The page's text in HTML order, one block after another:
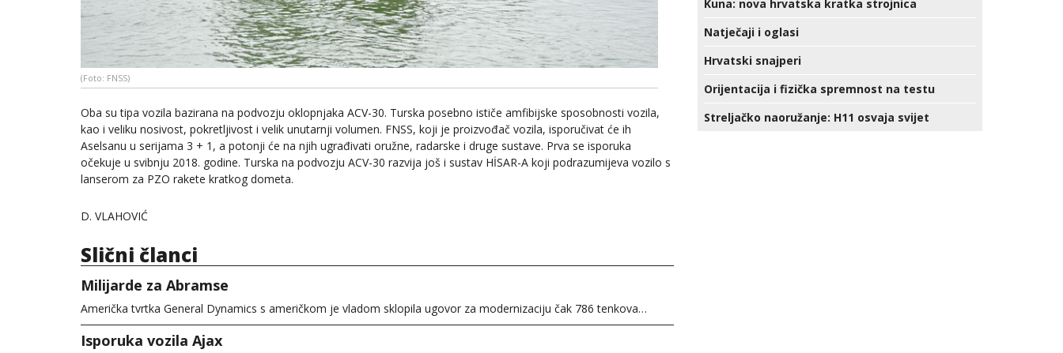
(Foto: FNSS)
Oba su tipa vozila bazirana na podvozju oklopnjaka ACV-30. Turska posebno ističe amfibijske sposobnosti vozila,
kao i veliku nosivost, pokretljivost i velik unutarnji volumen. FNSS, koji je proizvođač vozila, isporučivat će ih
Aselsanu u serijama 3 + 1, a potonji će na njih ugrađivati oružne, radarske i druge sustave. Prva se isporuka
očekuje u svibnju 2018. godine. Turska na podvozju ACV-30 razvija još i sustav HİSAR-A koji podrazumijeva vozilo s
lanserom za PZO rakete kratkog dometa.
D. VLAHOVIĆ
Slični članci
Milijarde za Abramse
Američka tvrtka General Dynamics s američkom je vladom sklopila ugovor za modernizaciju čak 786 tenkova…
Isporuka vozila Ajax
Kuna: nova hrvatska kratka strojnica
Natječaji i oglasi
Hrvatski snajperi
Orijentacija i fizička spremnost na testu
Streljačko naoružanje: H11 osvaja svijet